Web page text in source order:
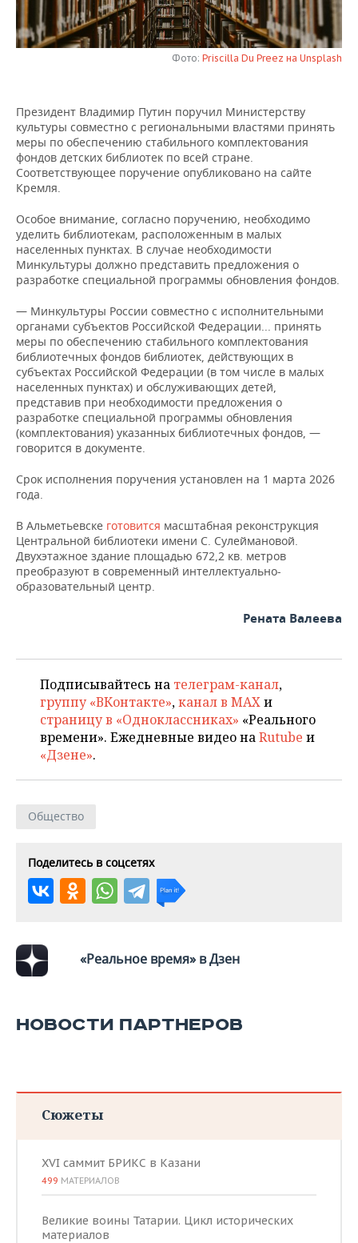
НЕФТЕХИМИЯ
НЕФТЬ
ЭНЕРГЕТИКА
РОЗНИЧНАЯ ТОРГОВЛЯ
НОВОСТИ ТЕХНОЛОГИЙ
ТЕЛЕКОММУНИКАЦИИ
МЕРОПРИЯТИЯ
НОВОСТИ МЕРОПРИЯТИЙ
БИЗНЕС-БРАНЧИ
ONLINE-КОНФЕРЕНЦИИ
ОТКРЫТАЯ ЛЕКЦИЯ
ФУТБОЛ
ХОККЕЙ
БАСКЕТБОЛ
ВОЛЕЙБОЛ
КИБЕРСПОРТ
ФИГУРНОЕ КАТАНИЕ
ВОДНЫЕ ВИДЫ СПОРТА
ХОККЕЙ С МЯЧОМ
ОБЩЕСТВО
НОВОСТИ ОБЩЕСТВА
ВЛАСТЬ
ИНФРАСТРУКТУРА
ИСТОРИЯ
КУЛЬТУРА
МЕДИЦИНА
ОБРАЗОВАНИЕ
ПРОИСШЕСТВИЯ
ФОТОГАЛЕРЕЯ
СЮЖЕТЫ
СПРАВОЧНИК
СПИСОК ПЕРСОН
СПИСОК КОМПАНИЙ
ПОЛНАЯ ВЕРСИЯ
Фото: Priscilla Du Preez на Unsplash
Президент Владимир Путин поручил Министерству
культуры совместно с региональными властями принять
меры по обеспечению стабильного комплектования
фондов детских библиотек по всей стране.
Соответствующее поручение опубликовано на сайте
Кремля.
Особое внимание, согласно поручению, необходимо
уделить библиотекам, расположенным в малых
населенных пунктах. В случае необходимости
Минкультуры должно представить предложения о
разработке специальной программы обновления фондов.
— Минкультуры России совместно с исполнительными
органами субъектов Российской Федерации... принять
меры по обеспечению стабильного комплектования
библиотечных фондов библиотек, действующих в
субъектах Российской Федерации (в том числе в малых
населенных пунктах) и обслуживающих детей,
представив при необходимости предложения о
разработке специальной программы обновления
(комплектования) указанных библиотечных фондов, —
говорится в документе.
Срок исполнения поручения установлен на 1 марта 2026
года.
В Альметьевске готовится масштабная реконструкция
Центральной библиотеки имени С. Сулеймановой.
Двухэтажное здание площадью 672,2 кв. метров
преобразуют в современный интеллектуально-
образовательный центр.
Рената Валеева
Подписывайтесь на телеграм-канал,
группу «ВКонтакте»,канал в MAXи
страницу в «Одноклассниках» «Реального
времени». Ежедневные видео наRutube и
«Дзене».
Общество
Поделитесь в соцсетях
«Реальное время» в Дзен
НОВОСТИ ПАРТНЕРОВ
Сюжеты
XVI саммит БРИКС в Казани
499 МАТЕРИАЛОВ
Великие воины Татарии. Цикл исторических
материалов